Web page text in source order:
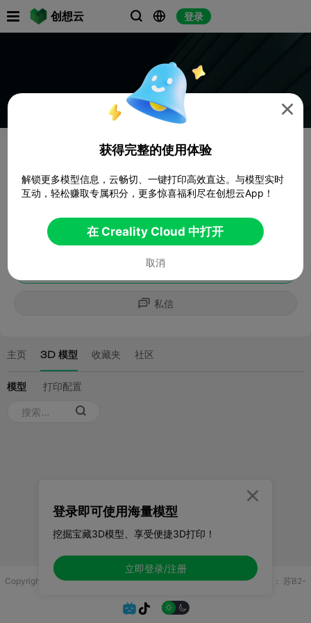
创想云   登录
Copyright © 2025 无锡控博科技有限公司 版权所有增值电信业务许可证： 苏B2-
 
登录即可使用海量模型
挖掘宝藏3D模型、享受便捷3D打印！
立即登录/注册


获得完整的使用体验
解锁更多模型信息，云畅切、一键打印高效直达。与模型实时
互动，轻松赚取专属积分，更多惊喜福利尽在创想云App！
在 Creality Cloud 中打开
取消